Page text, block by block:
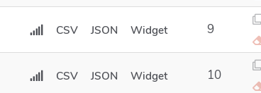
CSV JSON Widget 9
CSV JSON Widget 10